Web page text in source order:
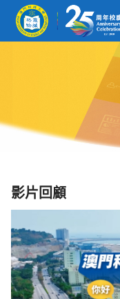
影片回顧